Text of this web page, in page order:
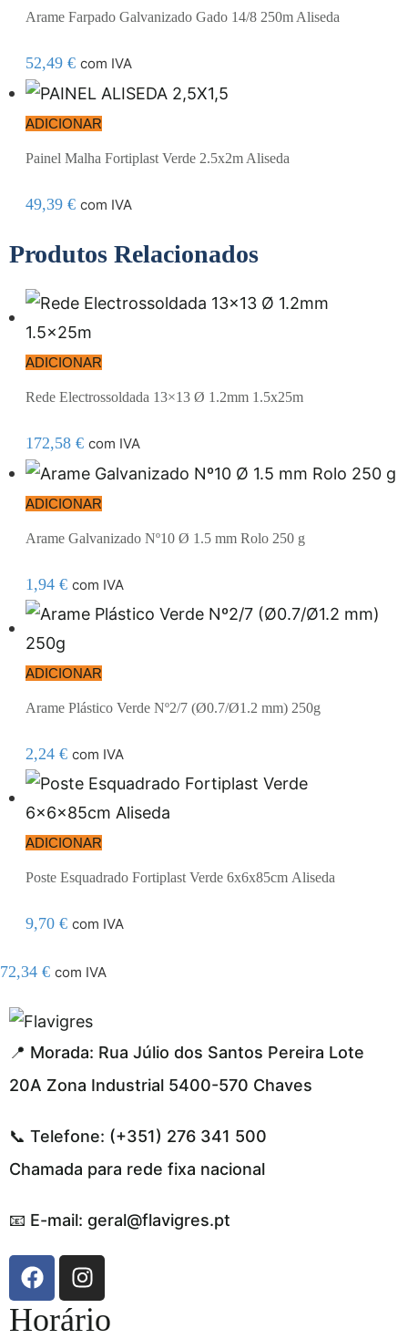
Arame Farpado Galvanizado Gado 14/8 250m Aliseda
52,49 € com IVA
ADICIONAR
Painel Malha Fortiplast Verde 2.5x2m Aliseda
49,39 € com IVA
Produtos Relacionados
ADICIONAR
Rede Electrossoldada 13×13 Ø 1.2mm 1.5x25m
172,58 € com IVA
ADICIONAR
Arame Galvanizado Nº10 Ø 1.5 mm Rolo 250 g
1,94 € com IVA
ADICIONAR
Arame Plástico Verde Nº2/7 (Ø0.7/Ø1.2 mm) 250g
2,24 € com IVA
ADICIONAR
Poste Esquadrado Fortiplast Verde 6x6x85cm Aliseda
9,70 € com IVA
72,34 € com IVA
adresi
📍 Morada: Rua Júlio dos Santos Pereira Lote
20A Zona Industrial 5400-570 Chaves
📞 Telefone: (+351) 276 341 500
Chamada para rede fixa nacional
📧 E-mail: geral@flavigres.pt
Horário